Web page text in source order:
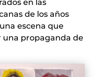
en las
de los años
escena que
propaganda de